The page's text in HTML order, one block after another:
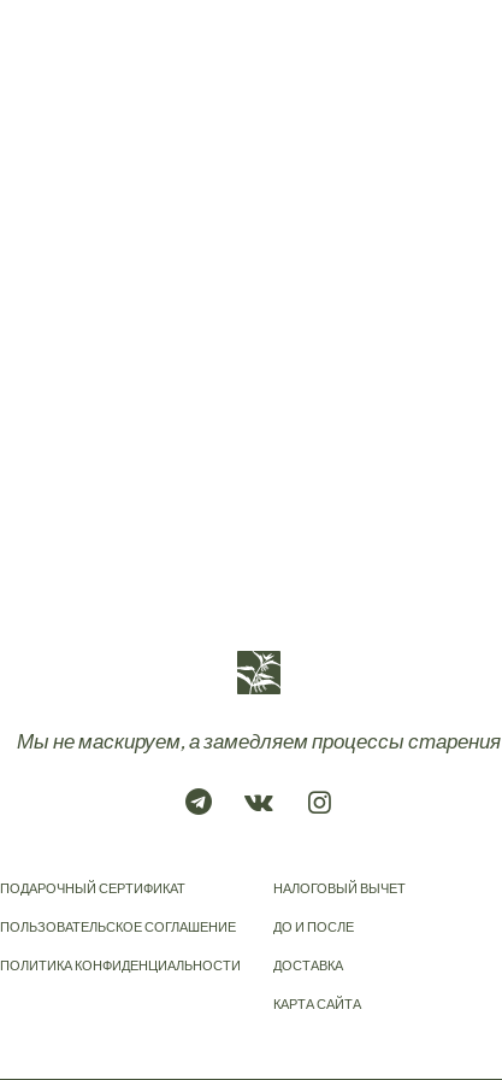
Мы не маскируем, а замедляем процессы старения
ПОДАРОЧНЫЙ СЕРТИФИКАТ
ПОЛЬЗОВАТЕЛЬСКОЕ СОГЛАШЕНИЕ
ПОЛИТИКА КОНФИДЕНЦИАЛЬНОСТИ
НАЛОГОВЫЙ ВЫЧЕТ
ДО И ПОСЛЕ
ДОСТАВКА
КАРТА САЙТА